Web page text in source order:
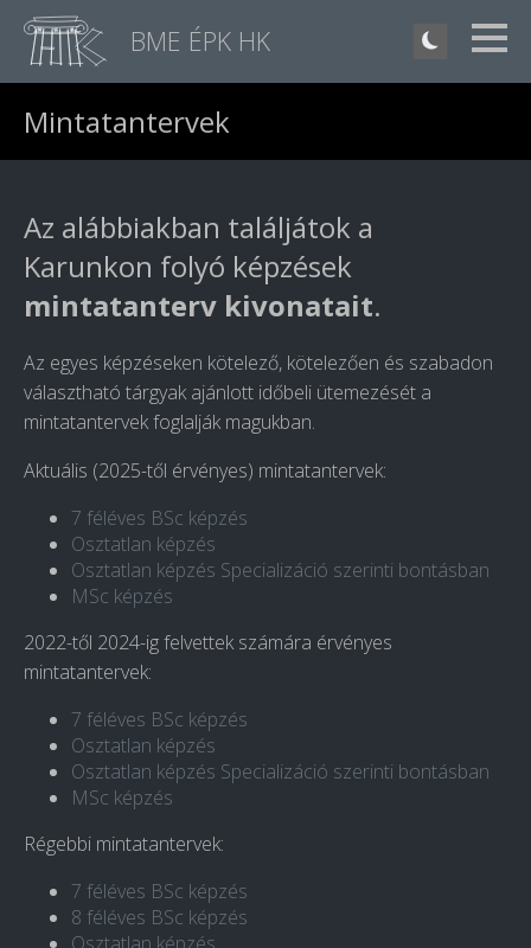
BME ÉPK HK
Mintatantervek
Az alábbiakban találjátok a
Karunkon folyó képzések
mintatanterv kivonatait.
Az egyes képzéseken kötelező, kötelezően és szabadon
választható tárgyak ajánlott időbeli ütemezését a
mintatantervek foglalják magukban.
Aktuális (2025-től érvényes) mintatantervek:
7 féléves BSc képzés
Osztatlan képzés
Osztatlan képzés Specializáció szerinti bontásban
MSc képzés
2022-től 2024-ig felvettek számára érvényes
mintatantervek:
7 féléves BSc képzés
Osztatlan képzés
Osztatlan képzés Specializáció szerinti bontásban
MSc képzés
Régebbi mintatantervek:
7 féléves BSc képzés
8 féléves BSc képzés